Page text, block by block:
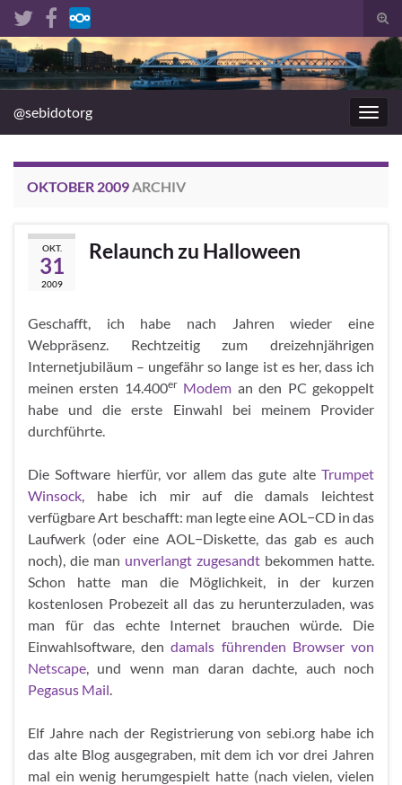
Search for:
@sebidotorg
OKTOBER 2009ARCHIV
OKT.
31
2009
Relaunch zu Halloween
Geschafft, ich habe nach Jahren wieder eine
Webpräsenz. Rechtzeitig zum dreizehnjährigen
Internetjubiläum – ungefähr so lange ist es her, dass ich
meinen ersten 14.400er Modem an den PC gekoppelt
habe und die erste Einwahl bei meinem Provider
durchführte.
Die Software hierfür, vor allem das gute alte Trumpet
Winsock, habe ich mir auf die damals leichtest
verfügbare Art beschafft: man legte eine AOL−CDin das
Laufwerk (oder eine AOL−Diskette, das gab es auch
noch), die man unverlangt zugesandt bekommen hatte.
Schon hatte man die Möglichkeit, in der kurzen
kostenlosen Probezeit all das zu herunterzuladen, was
man für das echte Internet brauchen würde. Die
Einwahlsoftware, dendamals führenden Browser von
Netscape, und wenn man daran dachte, auch noch
Pegasus Mail.
Elf Jahre nach der Registrierung von sebi​.org habe ich
das alte Blog ausgegraben, mit dem ich vor drei Jahren
mal ein wenig herumgespielt hatte (nach vielen, vielen